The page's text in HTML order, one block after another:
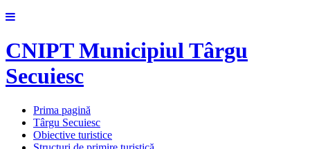
Skip
content
CNIPT Municipiul Târgu
Secuiesc
Prima pagină
Târgu Secuiesc
Obiective turistice